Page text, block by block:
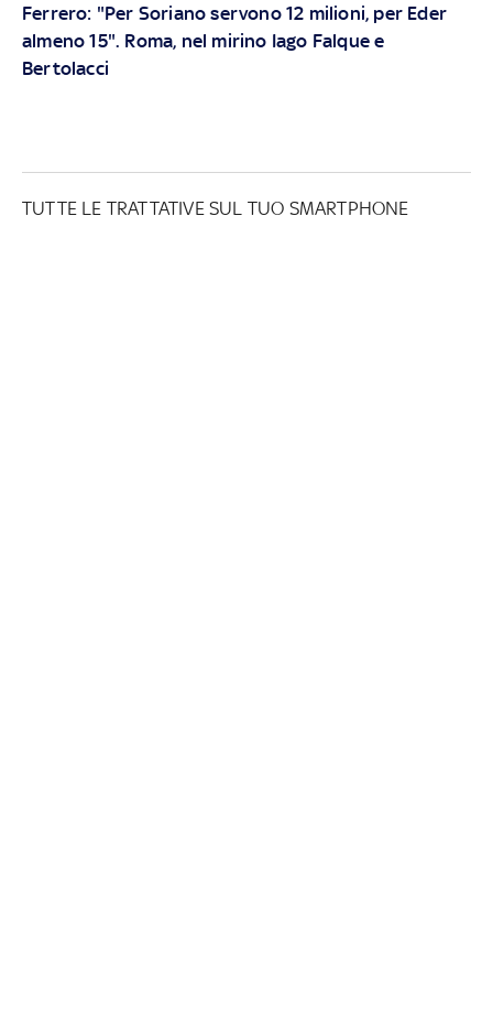
Ferrero: "Per Soriano servono 12 milioni, per Eder
almeno 15". Roma, nel mirino Iago Falque e
Bertolacci
TUTTE LE TRATTATIVE SUL TUO SMARTPHONE